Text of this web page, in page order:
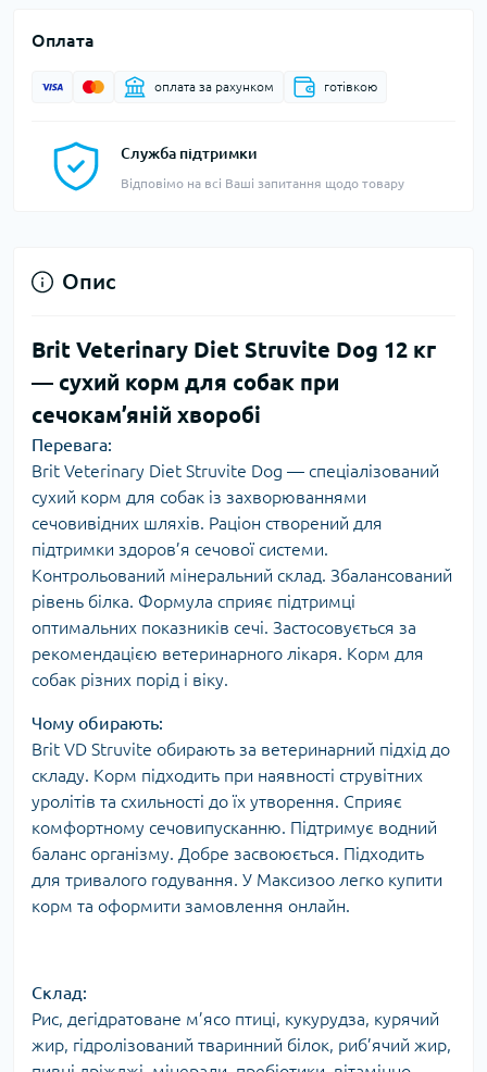
Оплата
оплата за рахунком готівкою
Служба підтримки
Відповімо на всі Ваші запитання щодо товару
Опис
Brit Veterinary Diet Struvite Dog 12 кг
— сухий корм для собак при
сечокам’яній хворобі
Перевага:
Brit Veterinary Diet Struvite Dog — спеціалізований
сухий корм для собак із захворюваннями
сечовивідних шляхів. Раціон створений для
підтримки здоров’я сечової системи.
Контрольований мінеральний склад. Збалансований
рівень білка. Формула сприяє підтримці
оптимальних показників сечі. Застосовується за
рекомендацією ветеринарного лікаря. Корм для
собак різних порід і віку.
Чому обирають:
Brit VD Struvite обирають за ветеринарний підхід до
складу. Корм підходить при наявності струвітних
уролітів та схильності до їх утворення. Сприяє
комфортному сечовипусканню. Підтримує водний
баланс організму. Добре засвоюється. Підходить
для тривалого годування. У Максизоо легко купити
корм та оформити замовлення онлайн.
Склад:
Рис, дегідратоване м’ясо птиці, кукурудза, курячий
жир, гідролізований тваринний білок, риб’ячий жир,